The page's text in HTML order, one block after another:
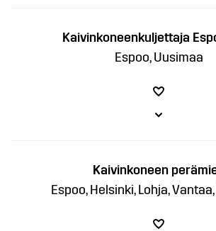
Kaivinkoneenkuljettaja
Espoo, Uusimaa
Kaivinkoneen
Espoo, Helsinki, Lohja,